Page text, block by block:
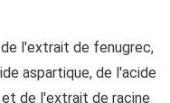
l'extrait de fenugrec,
aspartique, de l'acide
de l'extrait de racine